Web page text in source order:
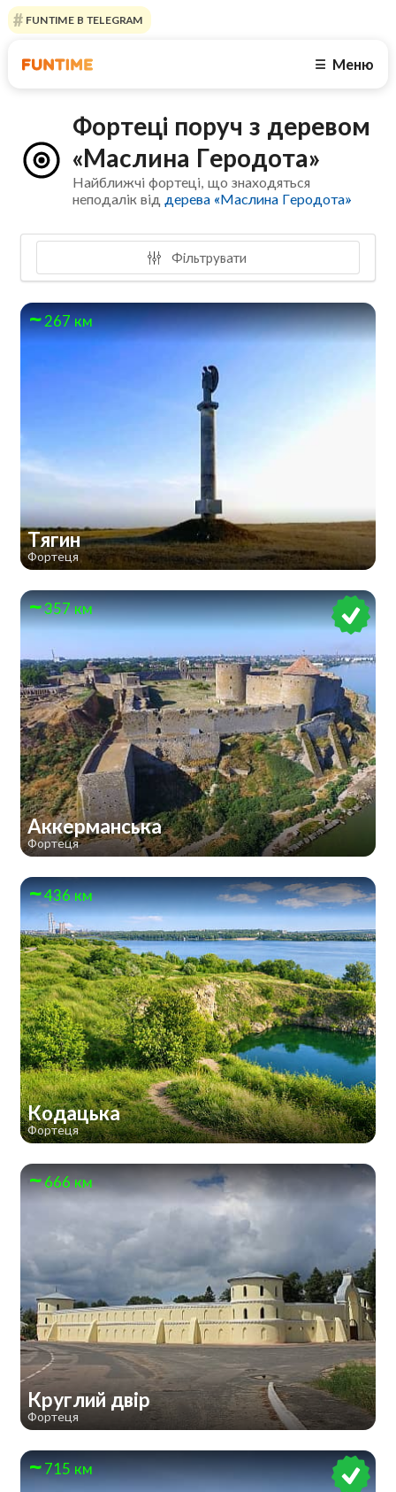
FUNTIME В TELEGRAM
☰ Меню
Фортеці поруч з деревом
«Маслина Геродота»
Найближчі фортеці, що знаходяться
неподалік від дерева «Маслина Геродота»
Фільтрувати
267 км
Тягин
Фортеця
357 км
Аккерманська
Фортеця
436 км
Кодацька
Фортеця
666 км
Круглий двір
Фортеця
715 км